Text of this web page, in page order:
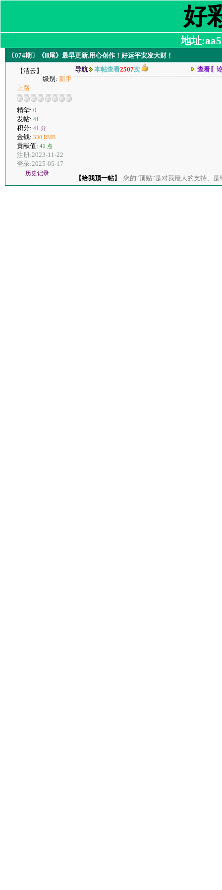
好
地址
〔074期〕《Ⅲ尾》最早更新.用心创作！好运平安发大财！
【洁云】
级别: 新手
上路
精华: 0
发帖: 41
积分: 41 分
金钱: 330 RMB
贡献值: 41 点
注册:2023-11-22
登录:2025-05-17
历史记录
导航 本帖查看2507次 查看〖
【给我顶一帖】 您的“顶贴”是对我最大的支持、